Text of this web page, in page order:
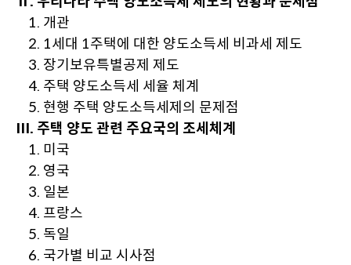
1. 개관
2. 1세대 1주택에 대한 양도소득세 비과세 제도
3. 장기보유특별공제 제도
4. 주택 양도소득세 세율 체계
5. 현행 주택 양도소득세제의 문제점
Ⅲ. 주택 양도 관련 주요국의 조세체계
1. 미국
2. 영국
3. 일본
4. 프랑스
5. 독일
6. 국가별 비교 시사점